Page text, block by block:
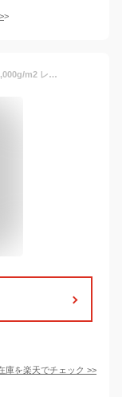
>
レインポンチョ 耐水性 20,000mm/透湿性20,000g/m2 レインコート/レインウェア/レインスーツ 雨合羽 止水ファスナー 反射ロゴ メンズ レディース 通勤/通学/自転車/アウトドア ベンチレーション LAD WEATHER ラドウェザー 送料無料 あす楽
庫を楽天でチェック >>